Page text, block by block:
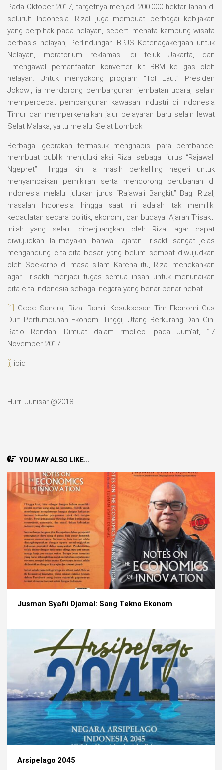
Pada Oktober 2017, targetnya menjadi 200.000 hektar lahan di
seluruh Indonesia. Rizal juga membuat berbagai kebijakan
yang berpihak pada nelayan, seperti menata kampung wisata
berbasis nelayan, Perlindungan BPJS Ketenagakerjaan untuk
Nelayan, moratorium reklamasi di teluk Jakarta, dan
mengawal pemanfaatan konverter kit BBM ke gas oleh
nelayan. Untuk menyokong program “Tol Laut” Presiden
Jokowi, ia mendorong pembangunan jembatan udara, selain
mempercepat pembangunan kawasan industri di Indonesia
Timur dan memperkenalkan jalur pelayaran baru selain lewat
Selat Malaka, yaitu melalui Selat Lombok.
Berbagai gebrakan termasuk menghabisi para pembandel
membuat publik menjuluki aksi Rizal sebagai jurus “Rajawali
Ngepret”. Hingga kini ia masih berkeliling negeri untuk
menyampaikan pemikiran serta mendorong perubahan di
Indonesia melalui julukan jurus “Rajawali Bangkit.” Bagi Rizal,
masalah Indonesia hingga saat ini adalah tak memiliki
kedaulatan secara politik, ekonomi, dan budaya. Ajaran Trisakti
inilah yang selalu diperjuangkan oleh Rizal agar dapat
diwujudkan. Ia meyakini bahwa ajaran Trisakti sangat jelas
mengandung cita-cita besar yang belum sempat diwujudkan
oleh Soekarno di masa silam. Karena itu, Rizal menekankan
agar Trisakti menjadi tugas semua insan untuk menunaikan
cita-cita Indonesia sebagai negara yang benar-benar hebat.
[1]
Gede Sandra, Rizal Ramli: Kesuksesan Tim Ekonomi Gus
Dur: Pertumbuhan Ekonomi Tinggi, Utang Berkurang Dan Gini
Ratio Rendah. Dimuat dalam rmol.co. pada Jum’at, 17
November 2017.
[i] ibid
Hurri Junisar @2018
YOU MAY ALSO LIKE...
Jusman Syafii Djamal: Sang Tekno Ekonom
Arsipelago 2045